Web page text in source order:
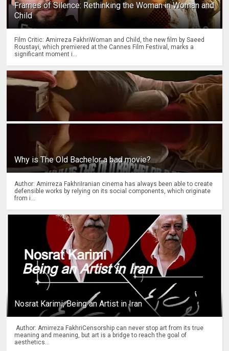
Frames of Silence: Rethinking the Woman in Woman and
Child
Film Critic: Amirreza FakhriWoman and Child, the new film by Saeed
Roustayi, which premiered at the Cannes Film Festival, marks a
significant moment i...
Why is The Old Bachelor a bad movie?
Author: Amirreza FakhriIranian cinema has always been able to create
defensible works by relying on its social components, which originate
from i...
Nosrat Karimi, Being an Artist in Iran
Author: Amirreza FakhriCensorship can never stop art from its true
meaning and meaning, but art is a bridge to reach the goal of
aesthetics...